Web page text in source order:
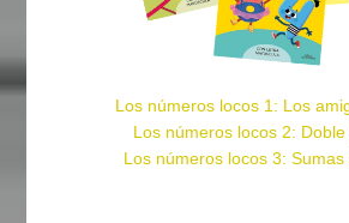
Los números locos 1: Los
Los números locos 2: Doble
Los números locos 3: Sumas